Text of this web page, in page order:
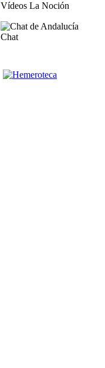
Vídeos La Noción
Chat